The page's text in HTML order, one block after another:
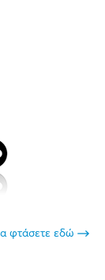
φτάσετε εδώ